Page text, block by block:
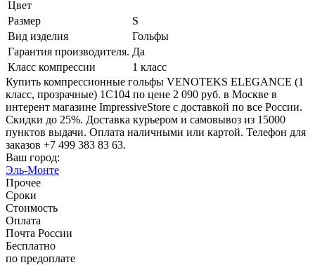
Цвет
Размер
S
Вид изделия
Гольфы
Гарантия производителя. Да
Класс компрессии
1 класс
Купить компрессионные гольфы VENOTEKS ELEGANCE (1
класс, прозрачные) 1C104 по цене 2 090 руб. в Москве в
интерент магазине ImpressiveStore с доставкой по все России.
Скидки до 25%. Доставка курьером и самовывоз из 15000
пунктов выдачи. Оплата наличными или картой. Телефон для
заказов +7 499 383 83 63.
Ваш город:
Эль-Монте
Прочее
Сроки
Стоимость
Оплата
Почта России
Бесплатно
по предоплате